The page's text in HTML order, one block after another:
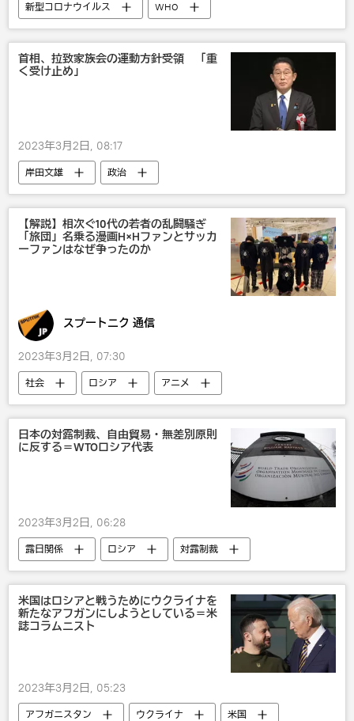
新型コロナウイルス
WHO
新型コロナウイルス
首相、拉致家族会の運動方針受領 「重
く受け止め」
2023年3月2日, 08:17
岸田文雄 政治
【解説】相次ぐ10代の若者の乱闘騒ぎ
「旅団」名乗る漫画H×Hファンとサッカ
ーファンはなぜ争ったのか
スプートニク 通信
2023年3月2日, 07:30
社会 ロシア アニメ
日本の対露制裁、自由貿易・無差別原則
に反する＝WTOロシア代表
2023年3月2日, 06:28
露日関係 ロシア
対露制裁
WHO
戦争・紛争・対立・外交
貿易
米国はロシアと戦うためにウクライナを
新たなアフガンにしようとしている＝米
誌コラムニスト
2023年3月2日, 05:23
アフガニスタン ウクライナ
米国